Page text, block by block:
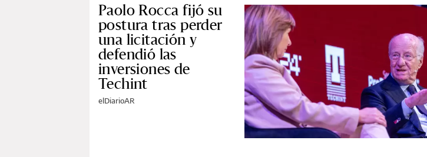
Paolo Rocca fijó su
postura tras perder
una licitación y
defendió las
inversiones de
Techint
elDiarioAR